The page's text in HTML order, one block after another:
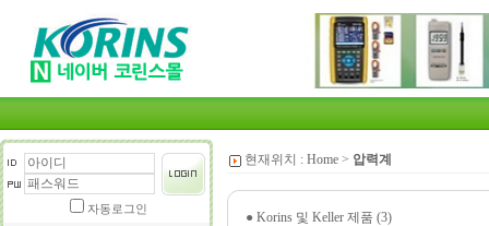
자동로그인
현재위치 : Home > 압력계
● Korins 및 Keller 제품 (3)